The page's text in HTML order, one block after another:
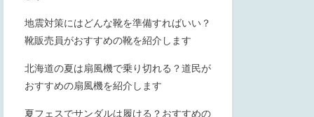
地震対策にはどんな靴を準備すればいい？
靴販売員がおすすめの靴を紹介します
北海道の夏は扇風機で乗り切れる？道民が
おすすめの扇風機を紹介します
夏フェスでサンダルは履ける？おすすめの